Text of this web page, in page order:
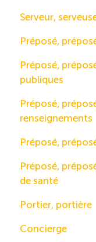
Serveur,
Préposé,
Préposé,
publiques
Préposé,
renseignements
Préposé,
Préposé,
de santé
Portier, portière
Concierge